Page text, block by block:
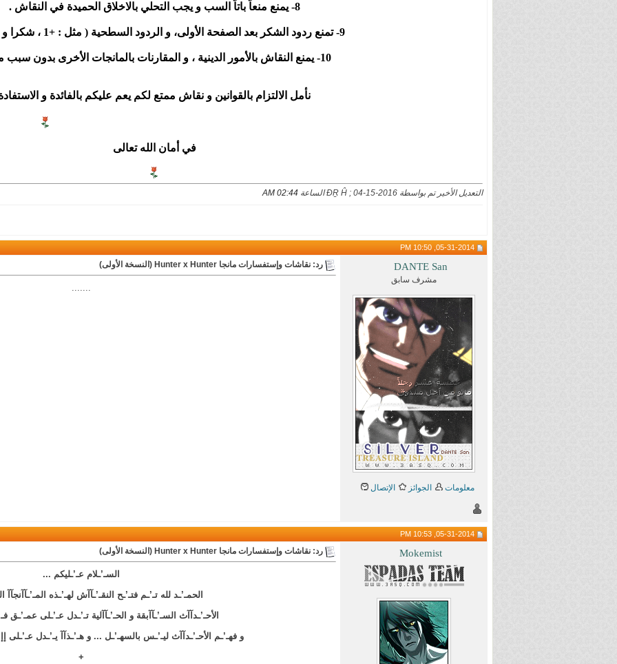
8- يمنع منعاً باتاً السب و يجب التحلي بالاخلاق الحميدة في النقاش .
9- تمنع ردود الشكر بعد الصفحة الأولى، و الردود السطحية ( مثل : +1 ، شكرا و غيرها ) .
10- يمنع النقاش بالأمور الدينية ، و المقارنات بالمانجات الأخرى بدون سبب مفيد .
نأمل الالتزام بالقوانين و نقاش ممتع لكم يعم عليكم بالفائدة و
في أمان الله تعالى
التعديل الأخير تم بواسطة ĐṞ Ĥ ; 04-15-2016 الساعة 02:44 AM
DANTE San
مشرف سابق
معلومات الجوائز الإتصال
رد: نقاشات وإستفسارات مانجا Hunter x Hunter (النسخة الأولى)
.......
Mokemist رد: نقاشات وإستفسارات مانجا Hunter x Hunter (النسخة الأولى)
السـ’ـلام عـ’ـليكم ...
الحمـ’ـد لله تـ’ـم فتـ’ـح النقـ’ـآآش لهـ’ـذه المـ’ـآآنجآآ
الأحـ’ـدآآث السـ’ـآآبقة و الحـ’ـآآلية تـ’ـدل عـ’ـلى عمـ’ـق
و فهـ’ـم الأحـ’ـدآآث ليـ’ـس بالسهـ’ـل ... و هـ’ـذآآ يـ’ـدل عـ’ـلى
+